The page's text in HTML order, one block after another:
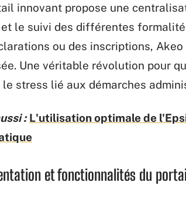
innovant propose une
et le suivi des différentes
ou des inscriptions,
Une véritable révolution pour
le stress lié aux démarches
: L'utilisation optimale de
et fonctionnalités du